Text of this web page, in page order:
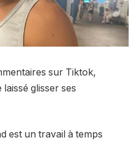
sur Tiktok,
glisser ses
est un travail à temps